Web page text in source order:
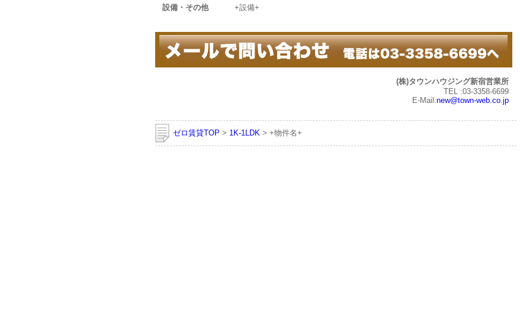
設備・その他 +設備+
(株)タウンハウジング新宿営業所
TEL :03-3358-6699
E-Mail:new@town-web.co.jp
ゼロ賃貸TOP > 1K-1LDK > +物件名+